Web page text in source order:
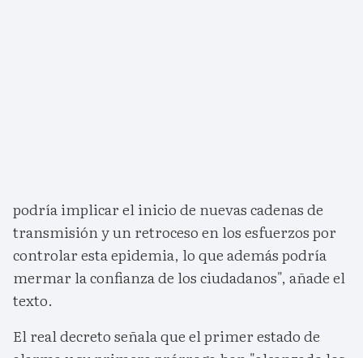
podría implicar el inicio de nuevas cadenas de
transmisión y un retroceso en los esfuerzos por
controlar esta epidemia, lo que además podría
mermar la confianza de los ciudadanos", añade el
texto.
El real decreto señala que el primer estado de